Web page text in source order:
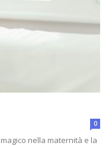
0
nella maternità e la